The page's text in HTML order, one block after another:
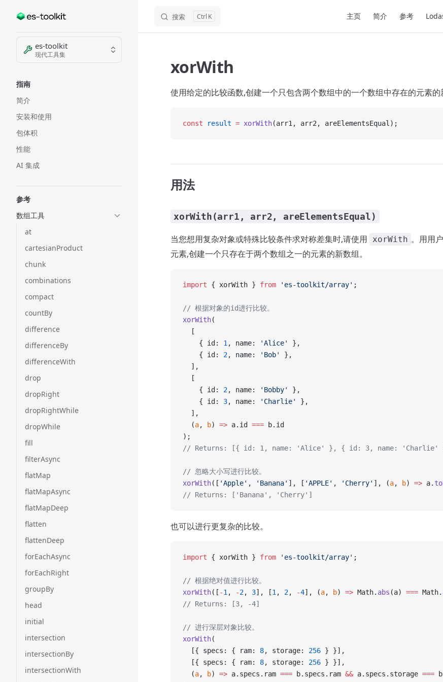
Skip to content 搜索 K 主页 简介 参考
Sidebar Navigation
es-toolkit
现代工具集
指南
简介
安装和使用
包体积
性能
AI 集成
参考
数组工具
at
cartesianProduct
chunk
combinations
compact
countBy
difference
differenceBy
differenceWith
drop
dropRight
dropRightWhile
dropWhile
fill
filterAsync
flatMap
flatMapAsync
flatMapDeep
flatten
flattenDeep
forEachAsync
forEachRight
groupBy
head
initial
intersection
intersectionBy
intersectionWith
xorWith
使用给定的比较函数,创建一个只包含两个数组中的一个数组中存在的元素的
const result = xorWith(arr1, arr2, areElementsEqual);
用法
xorWith(arr1, arr2, areElementsEqual)
当您想用复杂对象或特殊比较条件求对称差集时,请使用 xorWith 。用用
元素,创建一个只存在于两个数组之一的元素的新数组。
import { xorWith } from 'es-toolkit/array' ;
// 根据对象的id进行比较。
xorWith(
  [
    { id:
1 , name: 'Alice'
},
    { id:
2, name: 'Bob'
},
  ],
  [
    { id:
2, name: 'Bobby'
},
    { id:
3, name: 'Charlie'
},
  ],
  (
a, b) => a.id === b.id
);
// Returns: [{ id: 1, name: 'Alice' }, { id: 3, name: 'Charlie'
// 忽略大小写进行比较。
xorWith([ 'Apple' , 'Banana' ], [ 'APPLE' , 'Cherry' ], (a, b) => a.
// Returns: ['Banana', 'Cherry']
也可以进行更复杂的比较。
import { xorWith } from 'es-toolkit/array' ;
// 根据绝对值进行比较。
xorWith([ -1 , -2, 3], [1 , 2, -4], (a, b) => Math. abs (a) === Math.
// Returns: [3, -4]
// 进行深层对象比较。
xorWith(
  [{ specs: { ram:
8, storage: 256 } }],
  [{ specs: { ram:
8, storage: 256 } }],
  (
a, b) => a.specs.ram === b.specs.ram && a.specs.storage ===